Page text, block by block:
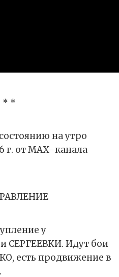
* *
на утро
г. от МАХ-канала
у
Идут бои
есть продвижение в